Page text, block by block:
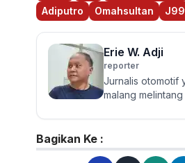
Adiputro
Omahsultan
Erie W. Adji
reporter
Jurnalis otomotif
malang
seputar roda
Bagikan Ke :